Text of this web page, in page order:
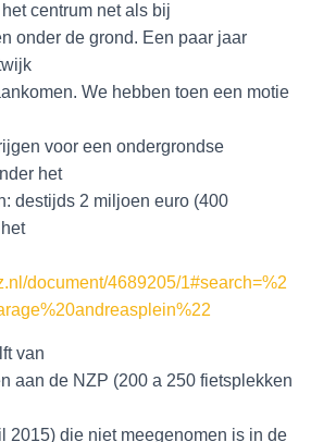
centrum net als bij
onder de grond. Een paar jaar
We hebben toen een motie
voor een ondergrondse
het
destijds 2 miljoen euro (400
document/4689205/1#search=%2
van
aan de NZP (200 a 250 fietsplekken
2015) die niet meegenomen is in de